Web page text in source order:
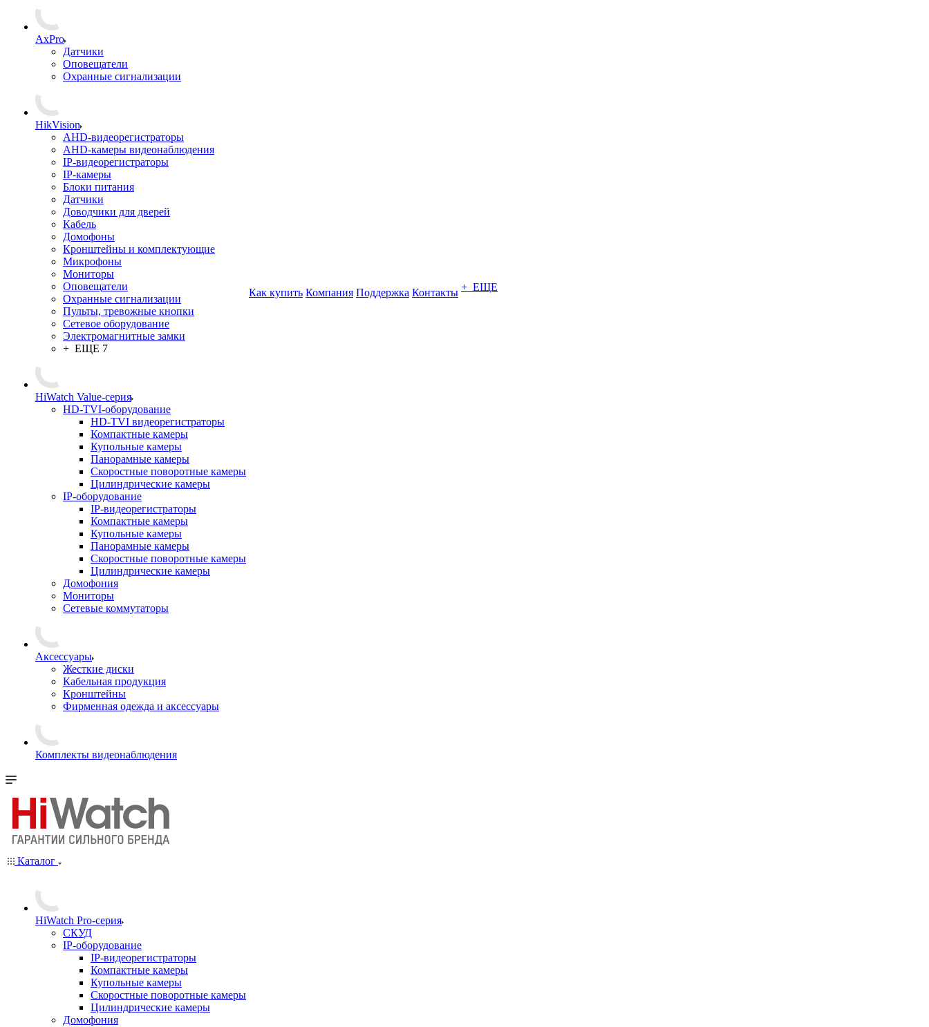
AxPro
Датчики
Оповещатели
Охранные сигнализации
HikVision
AHD-видеорегистраторы
AHD-камеры видеонаблюдения
IP-видеорегистраторы
IP-камеры
Блоки питания
Датчики
Доводчики для дверей
Кабель
Домофоны
Кронштейны и комплектующие
Микрофоны
Мониторы
Оповещатели
Охранные сигнализации
Пульты, тревожные кнопки
Сетевое оборудование
Электромагнитные замки
+ ЕЩЕ 7
HiWatch Value-серия
HD-TVI-оборудование
HD-TVI видеорегистраторы
Компактные камеры
Купольные камеры
Панорамные камеры
Скоростные поворотные камеры
Цилиндрические камеры
IP-оборудование
IP-видеорегистраторы
Компактные камеры
Купольные камеры
Панорамные камеры
Скоростные поворотные камеры
Цилиндрические камеры
Домофония
Мониторы
Сетевые коммутаторы
Аксессуары
Жесткие диски
Кабельная продукция
Кронштейны
Фирменная одежда и аксессуары
Комплекты видеонаблюдения
Как купить Компания Поддержка Контакты + ЕЩЕ
Каталог
HiWatch Pro-серия
CКУД
IP-оборудование
IP-видеорегистраторы
Компактные камеры
Купольные камеры
Скоростные поворотные камеры
Цилиндрические камеры
Домофония